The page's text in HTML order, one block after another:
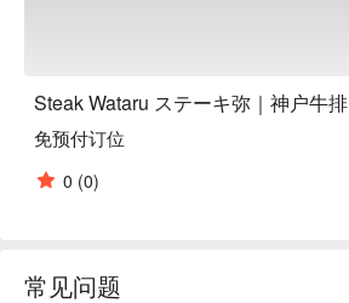
Steak Wataru ステーキ弥｜神户牛排
免预付订位
0 (0)
常见问题